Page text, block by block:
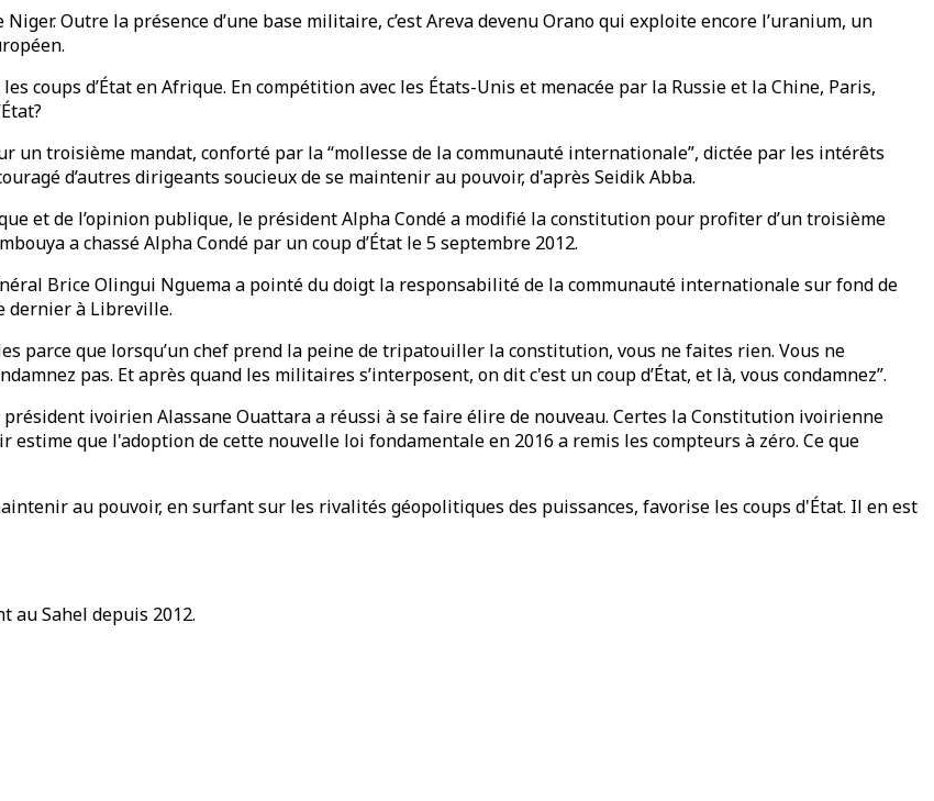
Outre la présence d’une base militaire, c’est Areva devenu Orano qui exploite encore l’uranium, un
coups d’État en Afrique. En compétition avec les États-Unis et menacée par la Russie et la Chine, Paris,
un troisième mandat, conforté par la “mollesse de la communauté internationale”, dictée par les intérêts
d’autres dirigeants soucieux de se maintenir au pouvoir, d'après Seidik Abba.
et de l’opinion publique, le président Alpha Condé a modifié la constitution pour profiter d’un troisième
a chassé Alpha Condé par un coup d’État le 5 septembre 2012.
Brice Olingui Nguema a pointé du doigt la responsabilité de la communauté internationale sur fond de
dernier à Libreville.
parce que lorsqu’un chef prend la peine de tripatouiller la constitution, vous ne faites rien. Vous ne
pas. Et après quand les militaires s’interposent, on dit c'est un coup d’État, et là, vous condamnez”.
ivoirien Alassane Ouattara a réussi à se faire élire de nouveau. Certes la Constitution ivoirienne
que l'adoption de cette nouvelle loi fondamentale en 2016 a remis les compteurs à zéro. Ce que
au pouvoir, en surfant sur les rivalités géopolitiques des puissances, favorise les coups d'État. Il en est
au Sahel depuis 2012.